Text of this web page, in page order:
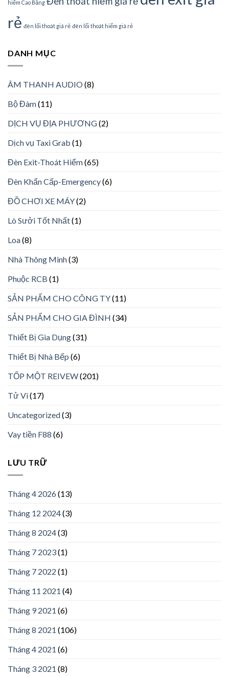
hiểm Cao Bằng
rẻ đèn lối thoát giá rẻ đèn lối thoát hiểm giá rẻ
DANH MỤC
ÂM THANH AUDIO(8)
Bộ Đàm(11)
DỊCH VỤ ĐỊA PHƯƠNG(2)
Dịch vụ Taxi Grab (1)
Đèn Exit-Thoát Hiểm(65)
Đèn Khẩn Cấp-Emergency(6)
ĐỒ CHƠI XE MÁY(2)
Lò Sưởi Tốt Nhất(1)
Loa(8)
Nhà Thông Minh(3)
Phuộc RCB (1)
SẢN PHẨM CHO CÔNG TY(11)
SẢN PHẨM CHO GIA ĐÌNH (34)
Thiết Bị Gia Dụng(31)
Thiết Bị Nhà Bếp (6)
TỐP MỘT REIVEW(201)
Tử Vi(17)
Uncategorized(3)
Vay tiền F88 (6)
LƯU TRỮ
Tháng 4 2026(13)
Tháng 12 2024(3)
Tháng 8 2024(3)
Tháng 7 2023(1)
Tháng 7 2022 (1)
Tháng 11 2021 (4)
Tháng 9 2021 (6)
Tháng 8 2021 (106)
Tháng 4 2021 (6)
Tháng 3 2021 (8)